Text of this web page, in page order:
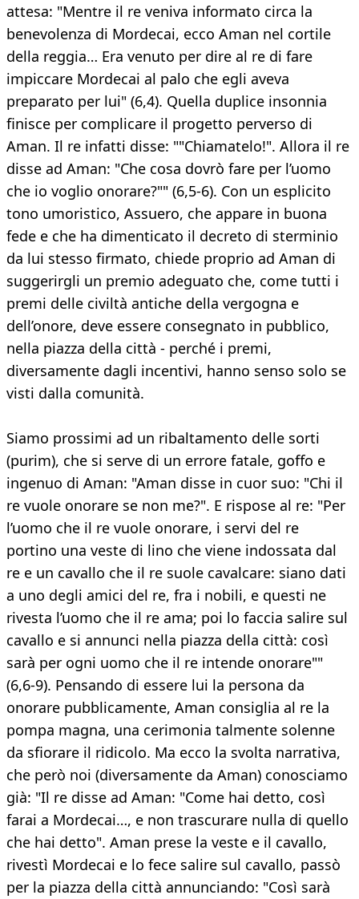
attesa: "Mentre il re veniva informato circa la
benevolenza di Mordecai, ecco Aman nel cortile
della reggia… Era venuto per dire al re di fare
impiccare Mordecai al palo che egli aveva
preparato per lui" (6,4). Quella duplice insonnia
finisce per complicare il progetto perverso di
Aman. Il re infatti disse: ""Chiamatelo!". Allora il re
disse ad Aman: "Che cosa dovrò fare per l’uomo
che io voglio onorare?"" (6,5-6). Con un esplicito
tono umoristico, Assuero, che appare in buona
fede e che ha dimenticato il decreto di sterminio
da lui stesso firmato, chiede proprio ad Aman di
suggerirgli un premio adeguato che, come tutti i
premi delle civiltà antiche della vergogna e
dell’onore, deve essere consegnato in pubblico,
nella piazza della città - perché i premi,
diversamente dagli incentivi, hanno senso solo se
visti dalla comunità.
Siamo prossimi ad un ribaltamento delle sorti
(purim), che si serve di un errore fatale, goffo e
ingenuo di Aman: "Aman disse in cuor suo: "Chi il
re vuole onorare se non me?". E rispose al re: "Per
l’uomo che il re vuole onorare, i servi del re
portino una veste di lino che viene indossata dal
re e un cavallo che il re suole cavalcare: siano dati
a uno degli amici del re, fra i nobili, e questi ne
rivesta l’uomo che il re ama; poi lo faccia salire sul
cavallo e si annunci nella piazza della città: così
sarà per ogni uomo che il re intende onorare""
(6,6-9). Pensando di essere lui la persona da
onorare pubblicamente, Aman consiglia al re la
pompa magna, una cerimonia talmente solenne
da sfiorare il ridicolo. Ma ecco la svolta narrativa,
che però noi (diversamente da Aman) conosciamo
già: "Il re disse ad Aman: "Come hai detto, così
farai a Mordecai…, e non trascurare nulla di quello
che hai detto". Aman prese la veste e il cavallo,
rivestì Mordecai e lo fece salire sul cavallo, passò
per la piazza della città annunciando: "Così sarà